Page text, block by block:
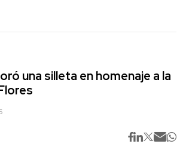
una silleta en homenaje a la